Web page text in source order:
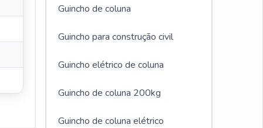
Guincho de coluna
Guincho para construção civil
Guincho elétrico de coluna
Guincho de coluna 200kg
Guincho de coluna elétrico